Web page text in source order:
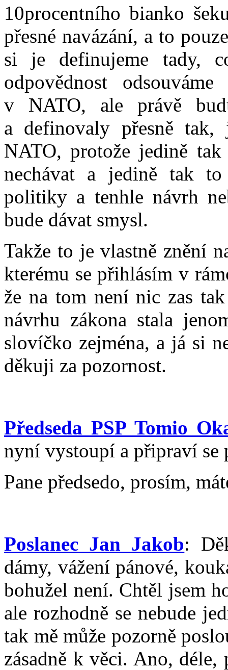
10procentního bianko
přesné navázání, a to
si je definujeme tady,
odpovědnost
v NATO, ale právě
a definovaly přesně tak,
NATO, protože jedině
nechávat a jedině tak
politiky a tenhle návrh
bude dávat smysl.
Takže to je vlastně znění
kterému se přihlásím v
že na tom není nic zas
návrhu zákona stala
slovíčko zejména, a já si
děkuji za pozornost.
Předseda PSP Tomio
nyní vystoupí a připraví se
Pane předsedo, prosím,
Poslanec Jan Jakob:
dámy, vážení pánové,
bohužel není. Chtěl jsem
ale rozhodně se nebude
tak mě může pozorně
zásadně k věci. Ano,